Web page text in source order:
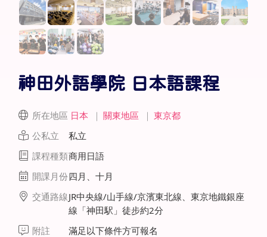
神田外語學院 日本語課程
所在地區 日本 ｜ 關東地區 ｜ 東京都
公私立
私立
課程種類商用日語
開課月份四月、十月
交通路線JR中央線/山手線/京濱東北線、東京地鐵銀座
線「神田駅」徒步約2分
附註
滿足以下條件方可報名